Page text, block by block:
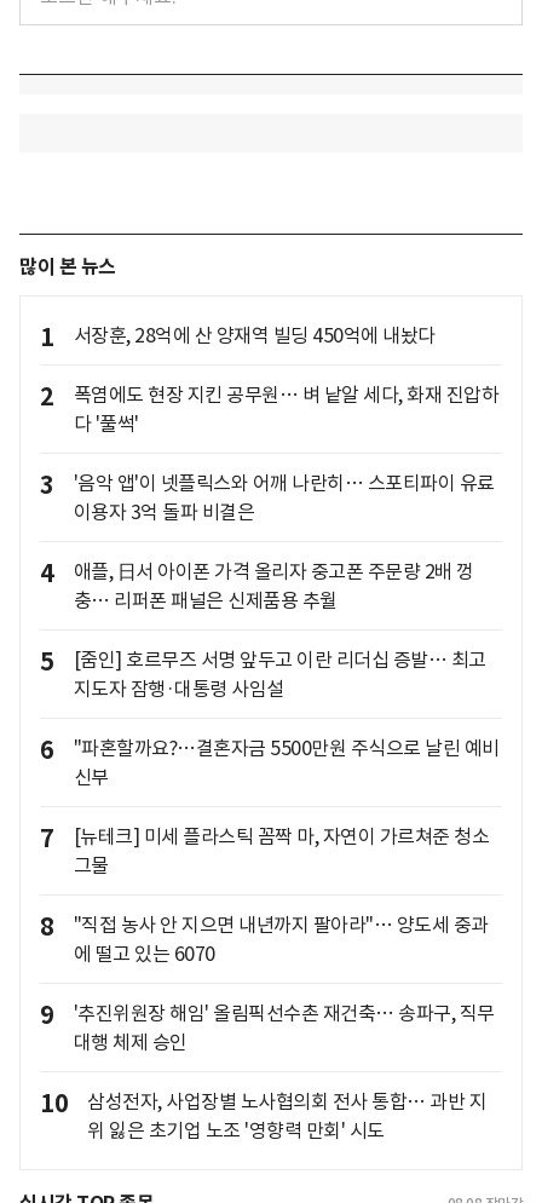
많이 본 뉴스
1 서장훈, 28억에 산 양재역 빌딩 450억에 내놨다
2
폭염에도 현장 지킨 공무원… 벼 낱알 세다, 화재 진압하
다 '풀썩'
3
'음악 앱'이 넷플릭스와 어깨 나란히… 스포티파이 유료
이용자 3억 돌파 비결은
4
애플, 日서 아이폰 가격 올리자 중고폰 주문량 2배 껑
충… 리퍼폰 패널은 신제품용 추월
5
[줌인] 호르무즈 서명 앞두고 이란 리더십 증발… 최고
지도자 잠행·대통령 사임설
6
"파혼할까요?…결혼자금 5500만원 주식으로 날린 예비
신부
7
[뉴테크] 미세 플라스틱 꼼짝 마, 자연이 가르쳐준 청소
그물
8
"직접 농사 안 지으면 내년까지 팔아라"… 양도세 중과
에 떨고 있는 6070
9
'추진위원장 해임' 올림픽선수촌 재건축… 송파구, 직무
대행 체제 승인
10
삼성전자, 사업장별 노사협의회 전사 통합… 과반 지
위 잃은 초기업 노조 '영향력 만회' 시도